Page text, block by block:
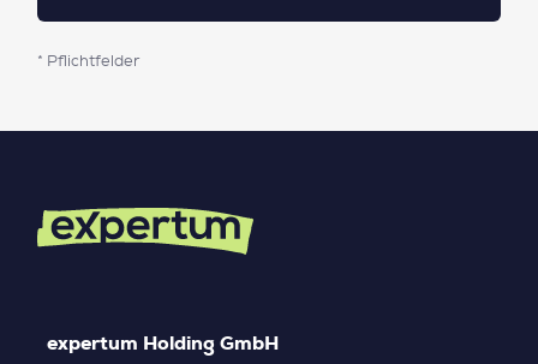
* Pflichtfelder
expertum Holding GmbH